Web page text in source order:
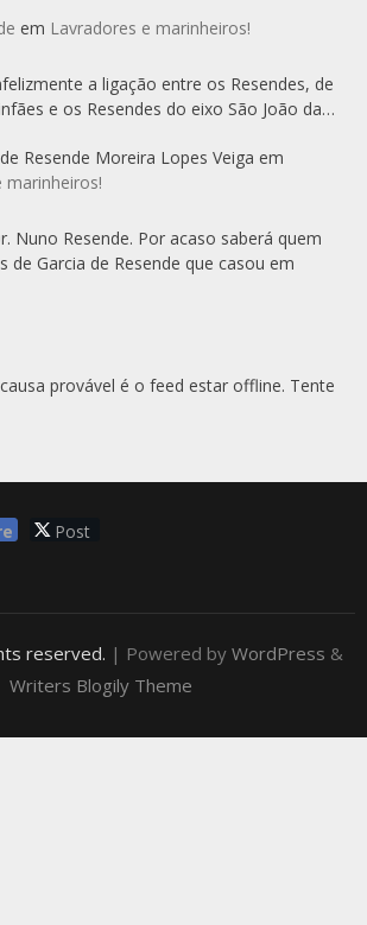
em Lavradores e marinheiros!
a ligação entre os Resendes, de
e os Resendes do eixo São João da…
Resende Moreira Lopes Veiga em
marinheiros!
Nuno Resende. Por acaso saberá quem
de Garcia de Resende que casou em
provável é o feed estar offline. Tente
Post
reserved. | Powered by WordPress &
Writers Blogily Theme